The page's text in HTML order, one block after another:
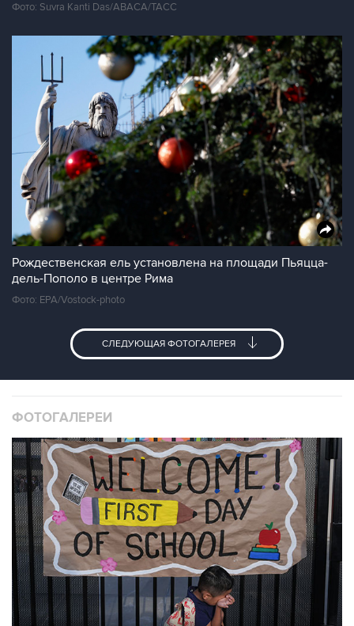
Фото: Suvra Kanti Das/ABACA/ТАСС
Рождественская ель установлена на площади Пьяцца-
дель-Пополо в центре Рима
Фото: EPA/Vostock-photo
СЛЕДУЮЩАЯ ФОТОГАЛЕРЕЯ
ФОТОГАЛЕРЕИ